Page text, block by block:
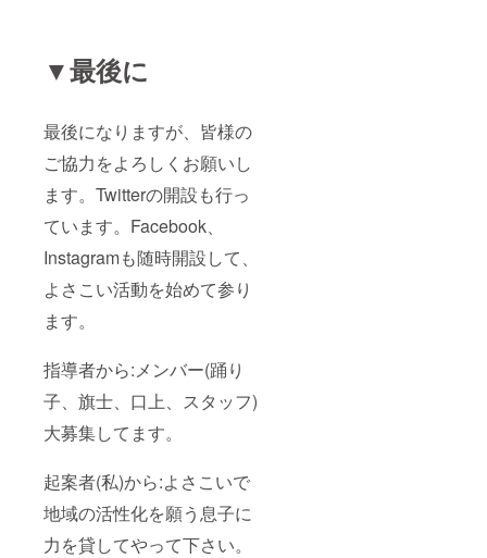
▼最後に
最後になりますが、皆様の
ご協力をよろしくお願いし
ます。Twitterの開設も行っ
ています。Facebook、
Instagramも随時開設して、
よさこい活動を始めて参り
ます。
指導者から:メンバー(踊り
子、旗士、口上、スタッフ)
大募集してます。
起案者(私)から:よさこいで
地域の活性化を願う息子に
力を貸してやって下さい。